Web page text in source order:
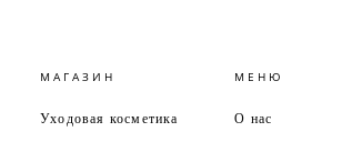
МАГАЗИН
Уходовая косметика
МЕНЮ
О нас